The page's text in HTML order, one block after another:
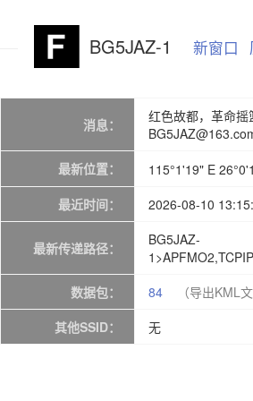
BG5JAZ-1 新窗口
消息：
红色故都，革命摇
最新位置：
115°1'19" E
最近时间： 2026-08-10
最新传递路径：
BG5JAZ-
数据包：
84 （导出KML文
其他SSID：
无